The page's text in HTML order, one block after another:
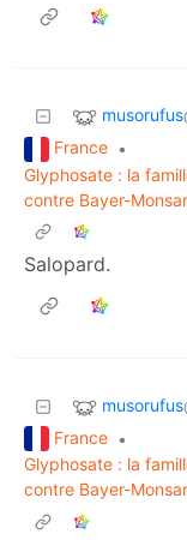
musorufus
France •
Glyphosate : la
contre Bayer-
Salopard.
musorufus
France •
Glyphosate : la
contre Bayer-